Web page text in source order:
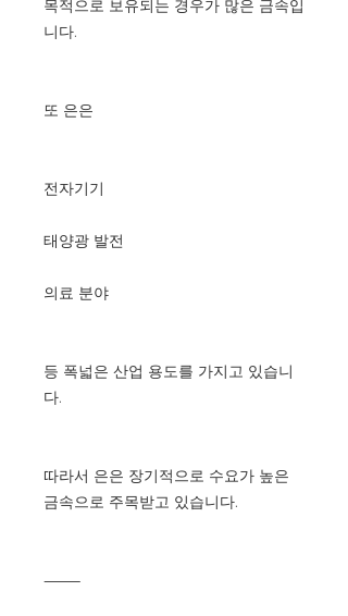
목적으로 보유되는 경우가 많은 금속입
니다.
또 은은
전자기기
태양광 발전
의료 분야
등 폭넓은 산업 용도를 가지고 있습니
다.
따라서 은은 장기적으로 수요가 높은
금속으로 주목받고 있습니다.
⸻